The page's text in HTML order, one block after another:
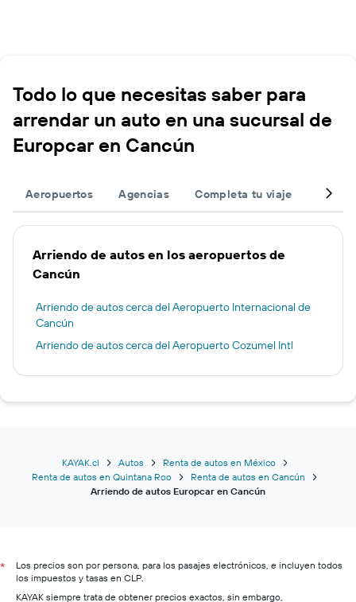
Todo lo que necesitas saber para
arrendar un auto en una sucursal de
Europcar en Cancún
Aeropuertos Agencias Completa tu viaje Otros
Arriendo de autos en los aeropuertos de
Cancún
Arriendo de autos cerca del Aeropuerto Internacional de
Cancún
Arriendo de autos cerca del Aeropuerto Cozumel Intl
KAYAK.cl Autos
Renta de autos en México
Renta de autos en Quintana Roo
Renta de autos en Cancún
Arriendo de autos Europcar en Cancún
*
Los precios son por persona, para los pasajes electrónicos, e incluyen todos
los impuestos y tasas en CLP.
KAYAK siempre trata de obtener precios exactos, sin embargo,